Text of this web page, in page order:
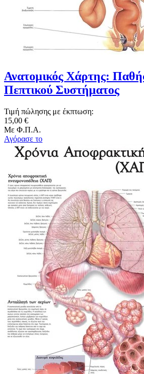
Ανατομικός Χάρτης:
Πεπτικού Συστήματος
Τιμή πώλησης με έκπτωση:
15,00 €
Με Φ.Π.Α.
Αγόρασε το